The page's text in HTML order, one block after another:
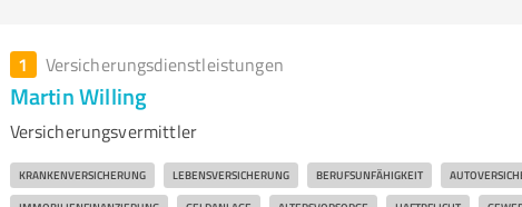
1 Versicherungsdienstleistungen
Martin Willing
Versicherungsvermittler
KRANKENVERSICHERUNG LEBENSVERSICHERUNG BERUFSUNFÄHIGKEIT